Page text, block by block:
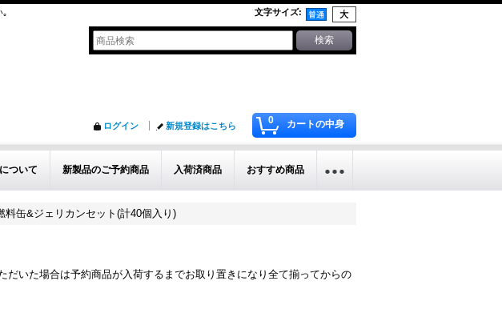
｡ 文字サイズ:
0 カートの中身
ログイン 新規登録はこちら
ついて 新製品のご予約商品 入荷済商品 おすすめ商品
料缶&ジェリカンセット(計40個入り)
だいた場合は予約商品が入荷するまでお取り置きになり全て揃ってからの